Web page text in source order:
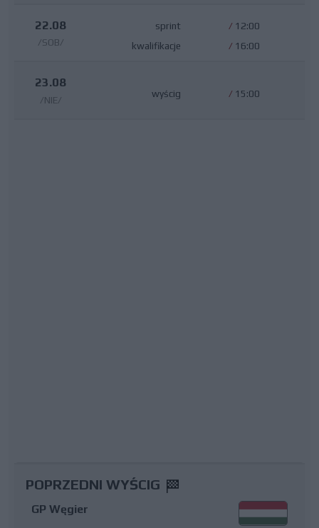
22.08
/SOB/
sprint
kwalifikacje
/ 12:00
/ 16:00
23.08
/NIE/
wyścig / 15:00
POPRZEDNI WYŚCIG
GP Węgier